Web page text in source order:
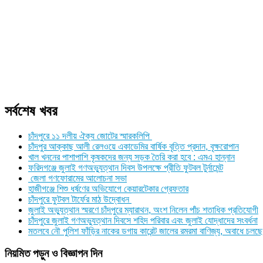
সর্বশেষ খবর
চাঁদপুরে ১১ দলীয় ঐক্য জোটের স্মারকলিপি
চাঁদপুর আক্কাছ আলী রেলওয়ে একাডেমির বার্ষিক বৃত্তি প্রদান, বৃক্ষরোপান
খাল খননের পাশাপাশি কৃষকদের জন্য সড়ক তৈরি করা হবে : এমএ হান্নান
ফরিদগঞ্জে জুলাই গণঅভ্যুত্থান দিবস উপলক্ষে প্রীতি ফুটবল টুর্নামেন্ট
জেলা গণফোরামের আলোচনা সভা
হাজীগঞ্জে শিশু ধর্ষণের অভিযোগে কেয়ারটেকার গ্রেফতার
চাঁদপুরে ফুটবল টার্ফের মাঠ উদ্বোধন
জুলাই অভ্যুত্থান স্মরণে চাঁদপুরে ম্যারাথন, অংশ নিলেন পাঁচ শতাধিক প্রতিযোগী
চাঁদপুরে জুলাই গণঅভ্যুত্থান দিবসে শহিদ পরিবার এবং জুলাই যোদ্ধাদের সংবর্ধনা
মতলবে নৌ পুলিশ ফাঁড়ির নাকের ডগায় কারেন্ট জালের রমরমা বাণিজ্য, অবাধে
নিয়মিত পড়ুন ও বিজ্ঞাপন দিন